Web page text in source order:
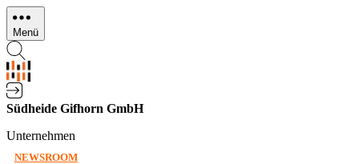
Direkt
zum
Inhalt
Menü
Südheide Gifhorn GmbH
Unternehmen
NEWSROOM